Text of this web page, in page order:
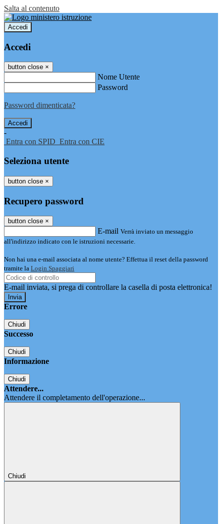
Salta al contenuto
Accedi
Accedi
button close ×
Nome Utente
Password
Password dimenticata?
-
Entra con SPID Entra con CIE
Seleziona utente
button close ×
Recupero password
button close ×
E-mail Verrà inviato un messaggio
all'indirizzo indicato con le istruzioni necessarie.
Non hai una e-mail associata al nome utente? Effettua il reset della password
tramite la Login Spaggiari
E-mail inviata, si prega di controllare la casella di posta elettronica!
Errore
Chiudi
Successo
Chiudi
Informazione
Chiudi
Attendere...
Attendere il completamento dell'operazione...
Chiudi